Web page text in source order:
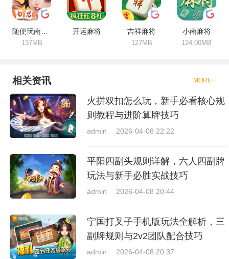
随便玩南昌麻将
137MB
开运麻将 吉祥麻将
127MB
小南麻将
124.00MB
相关资讯 MORE +
火拼双扣怎么玩，新手必看核心规
则教程与进阶算牌技巧
admin 2026-04-08 22:22
平阳四副头规则详解，六人四副牌
玩法与新手必胜实战技巧
admin 2026-04-08 20:44
宁国打叉子手机版玩法全解析，三
副牌规则与2v2团队配合技巧
admin 2026-04-08 20:37